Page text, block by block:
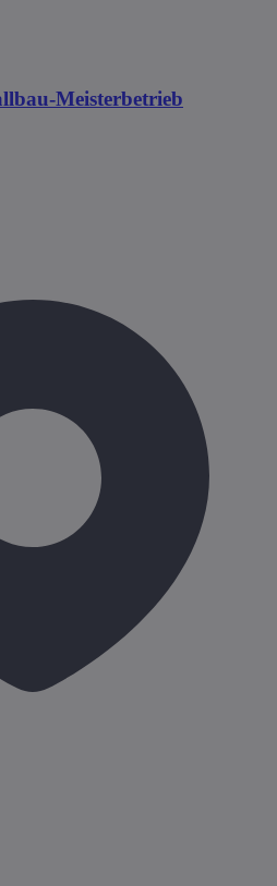
Meisterbetrieb